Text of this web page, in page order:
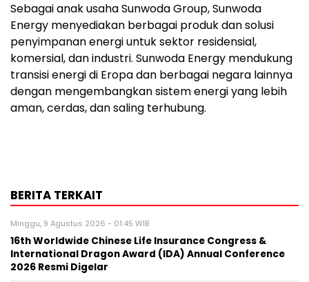
Sebagai anak usaha Sunwoda Group, Sunwoda
Energy menyediakan berbagai produk dan solusi
penyimpanan energi untuk sektor residensial,
komersial, dan industri. Sunwoda Energy mendukung
transisi energi di Eropa dan berbagai negara lainnya
dengan mengembangkan sistem energi yang lebih
aman, cerdas, dan saling terhubung.
BERITA TERKAIT
Minggu, 9 Agustus 2026 - 01:45 WIB
16th Worldwide Chinese Life Insurance Congress &
International Dragon Award (IDA) Annual Conference
2026 Resmi Digelar